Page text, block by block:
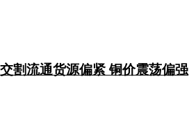
割流通货源偏紧 铜价震荡偏强